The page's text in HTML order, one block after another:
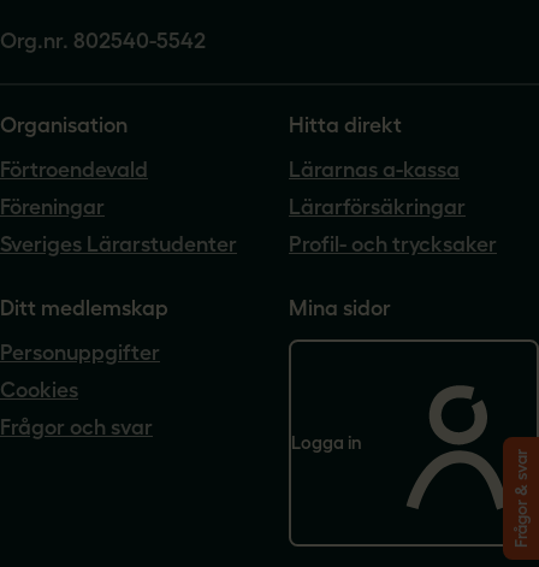
Org.nr. 802540-5542
Organisation
Förtroendevald
Föreningar
Sveriges Lärarstudenter
Hitta direkt
Lärarnas a-kassa
Lärarförsäkringar
Profil- och trycksaker
Ditt medlemskap
Personuppgifter
Cookies
Frågor och svar
Mina sidor
Logga in
Frågor & svar